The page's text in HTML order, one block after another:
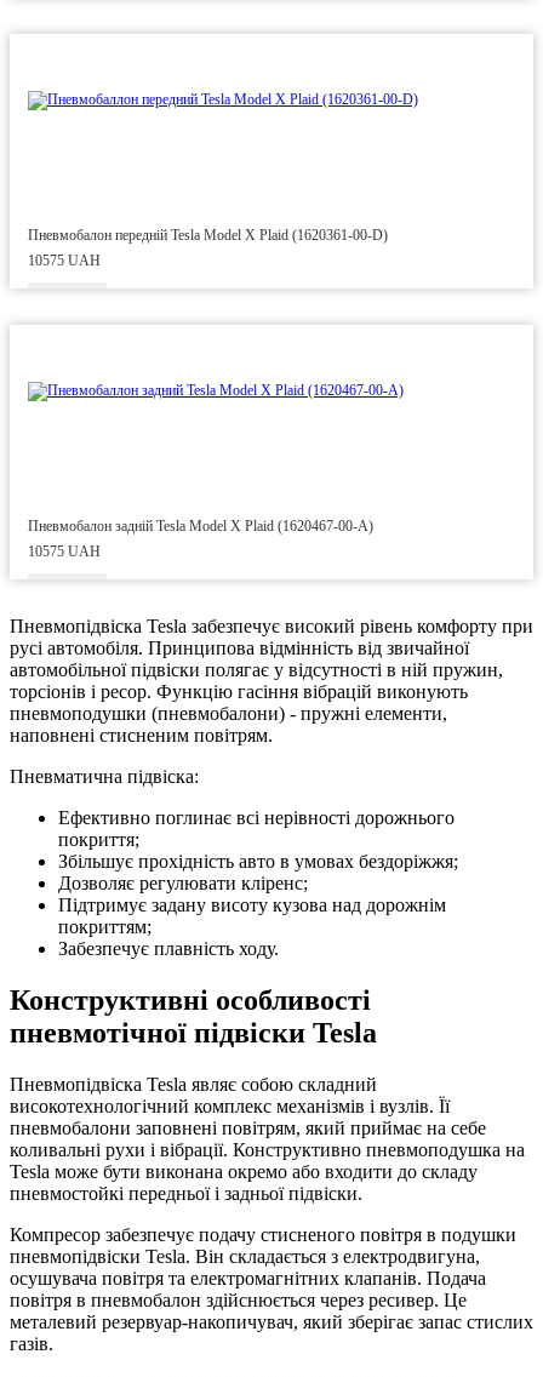
Пневмобалон передній Tesla Model X Plaid (1620361-00-D)
10575 UAH
Пневмобалон задній Tesla Model X Plaid (1620467-00-A)
10575 UAH
Пневмопідвіска Tesla забезпечує високий рівень комфорту при
русі автомобіля. Принципова відмінність від звичайної
автомобільної підвіски полягає у відсутності в ній пружин,
торсіонів і ресор. Функцію гасіння вібрацій виконують
пневмоподушки (пневмобалони) - пружні елементи,
наповнені стисненим повітрям.
Пневматична підвіска:
Ефективно поглинає всі нерівності дорожнього
покриття;
Збільшує прохідність авто в умовах бездоріжжя;
Дозволяє регулювати кліренс;
Підтримує задану висоту кузова над дорожнім
покриттям;
Забезпечує плавність ходу.
Конструктивні особливості
пневмотічної підвіски Tesla
Пневмопідвіска Tesla являє собою складний
високотехнологічний комплекс механізмів і вузлів. Її
пневмобалони заповнені повітрям, який приймає на себе
коливальні рухи і вібрації. Конструктивно пневмоподушка на
Tesla може бути виконана окремо або входити до складу
пневмостойкі передньої і задньої підвіски.
Компресор забезпечує подачу стисненого повітря в подушки
пневмопідвіски Tesla. Він складається з електродвигуна,
осушувача повітря та електромагнітних клапанів. Подача
повітря в пневмобалон здійснюється через ресивер. Це
металевий резервуар-накопичувач, який зберігає запас стислих
газів.